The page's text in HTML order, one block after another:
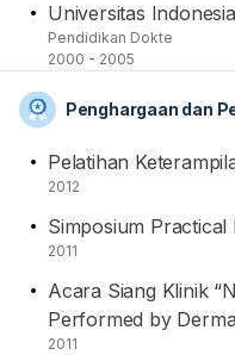
Universitas Indonesia
Pendidikan Dokte
2000 - 2005
Penghargaan dan
Pelatihan
2012
Simposium
2011
Acara Siang Klinik
Performed by
2011